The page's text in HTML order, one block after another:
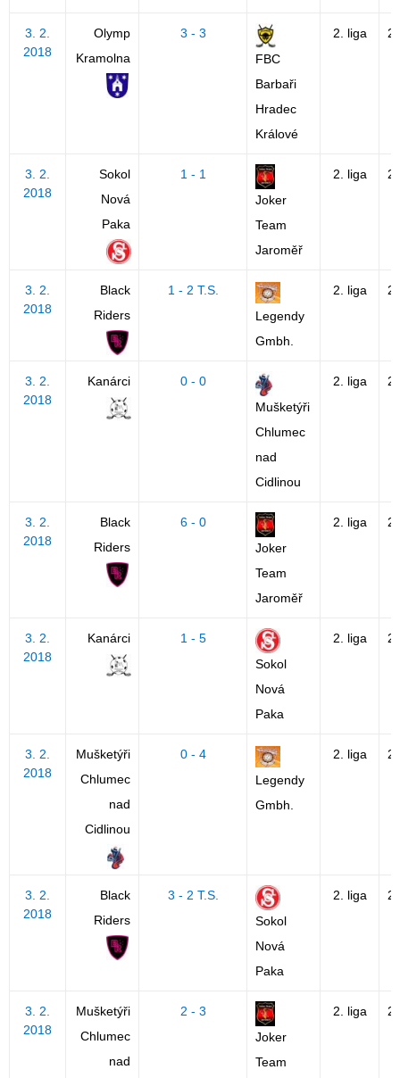
3. 2.
2018
Olymp
Kramolna
3 - 3
FBC
Barbaři
Hradec
Králové
2. liga
3. 2.
2018
Sokol
Nová
Paka
1 - 1
Joker
Team
Jaroměř
2. liga
3. 2.
2018
Black
Riders
1 - 2 T.S.
Legendy
Gmbh.
2. liga
3. 2.
2018
Kanárci
0 - 0
Mušketýři
Chlumec
nad
Cidlinou
2. liga
3. 2.
2018
Black
Riders
6 - 0
Joker
Team
Jaroměř
2. liga
3. 2.
2018
Kanárci
1 - 5
Sokol
Nová
Paka
2. liga
3. 2.
2018
Mušketýři
Chlumec
nad
Cidlinou
0 - 4
Legendy
Gmbh.
2. liga
3. 2.
2018
Black
Riders
3 - 2 T.S.
Sokol
Nová
Paka
2. liga
3. 2.
2018
Mušketýři
Chlumec
nad
2 - 3
Joker
Team
2. liga